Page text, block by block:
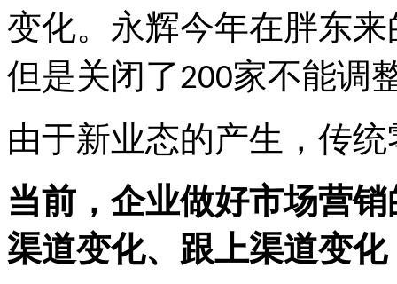
变化。永辉今年在胖东
但是关闭了200家不能调
由于新业态的产生，传
当前，企业做好市场营
渠道变化、跟上渠道变化